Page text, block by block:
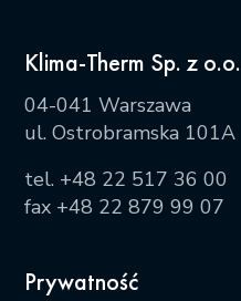
Klima-Therm Sp. z o.o.
04-041 Warszawa
ul. Ostrobramska 101A
tel. +48 22 517 36 00
fax +48 22 879 99 07
Prywatność